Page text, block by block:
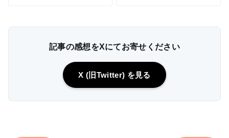
記事の感想をXにてお寄せください
X (旧Twitter) を見る